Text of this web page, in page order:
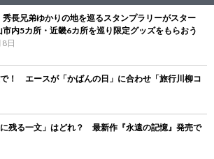
秀長兄弟ゆかりの地を巡るスタンプラリーがスター
内5カ所・近畿6カ所を巡り限定グッズをもらおう
日
！ エースが「かばんの日」に合わせ「旅行川柳コ
残る一文」はどれ？ 最新作『永遠の記憶』発売で